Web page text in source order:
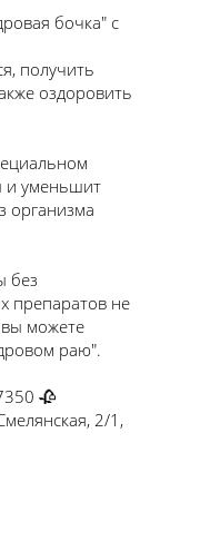
бочка" с
получить
оздоровить
и уменьшит
организма
без
препаратов не
можете
раю".
🥀
2/1,